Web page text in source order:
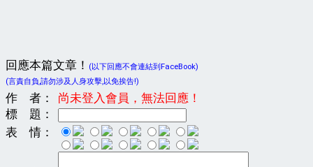
回應本篇文章！
(以下回應不會連結到FaceBook)
(言責自負,請勿涉及人身攻擊,以免挨告!)
作 者：
尚未登入會員，無法回應！
標 題：
表 情：